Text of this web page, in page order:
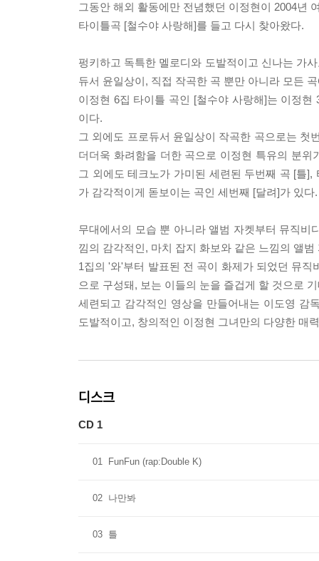
그동안 해외 활동에만 전념했던 이정현이 2004년
타이틀곡 [철수야 사랑해]를 들고 다시 찾아왔다.
펑키하고 독특한 멜로디와 도발적이고 신나는 가
듀서 윤일상이, 직접 작곡한 곡 뿐만 아니라 모든
이정현 6집 타이틀 곡인 [철수야 사랑해]는 이정
이다.
그 외에도 프로듀서 윤일상이 작곡한 곡으로는 첫
더더욱 화려함을 더한 곡으로 이정현 특유의 분
그 외에도 테크노가 가미된 세련된 두번째 곡 [틀
가 감각적이게 돋보이는 곡인 세번째 [달려]가 있다.
무대에서의 모습 뿐 아니라 앨범 자켓부터 뮤직
낌의 감각적인, 마치 잡지 화보와 같은 느낌의 앨
1집의 '와'부터 발표된 전 곡이 화제가 되었던 뮤
으로 구성돼, 보는 이들의 눈을 즐겁게 할 것으로
세련되고 감각적인 영상을 만들어내는 이도영 감
도발적이고, 창의적인 이정현 그녀만의 다양한 매
디스크
CD 1
01 FunFun (rap:Double K)
02 나만봐
03 틀